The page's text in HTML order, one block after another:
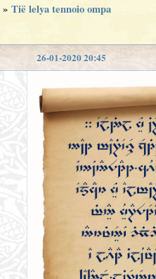
» Tië lelya tennoio ompa
26-01-2020 20:45